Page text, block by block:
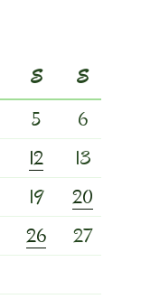
S
S
5
6
12
13
19
20
26
27